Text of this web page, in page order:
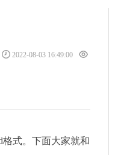
2022-08-03 16:49:00
式。下面大家就和